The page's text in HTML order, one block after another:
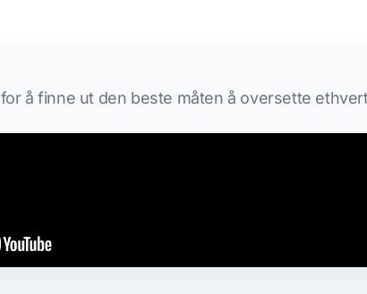
å finne ut den beste måten å oversette